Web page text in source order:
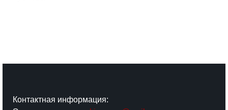
Контактная информация: